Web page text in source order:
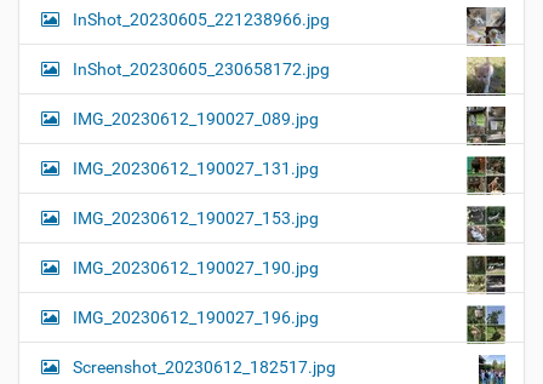
InShot_20230605_221238966.jpg
InShot_20230605_230658172.jpg
IMG_20230612_190027_089.jpg
IMG_20230612_190027_131.jpg
IMG_20230612_190027_153.jpg
IMG_20230612_190027_190.jpg
IMG_20230612_190027_196.jpg
Screenshot_20230612_182517.jpg